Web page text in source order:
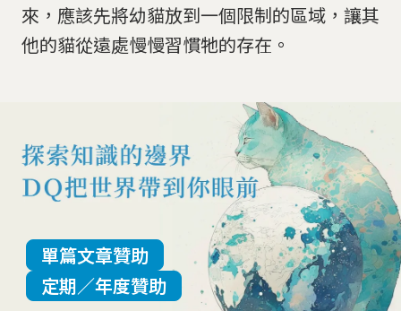
來，應該先將幼貓放到一個限制的區域，讓其
他的貓從遠處慢慢習慣牠的存在。
單篇文章贊助
定期／年度贊助